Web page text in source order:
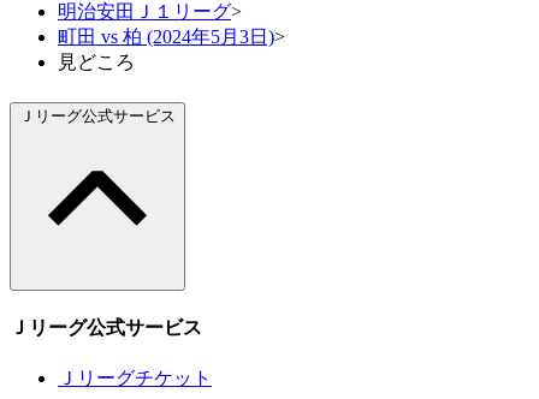
明治安田Ｊ１リーグ>
町田 vs 柏 (2024年5月3日)>
見どころ
Ｊリーグ公式サービス
Ｊリーグ公式サービス
Ｊリーグチケット